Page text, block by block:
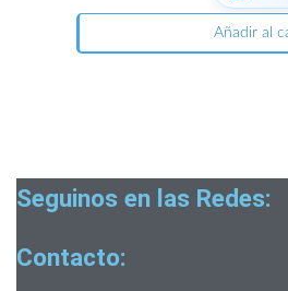
Añadir al
Seguinos en las Redes:
Contacto: